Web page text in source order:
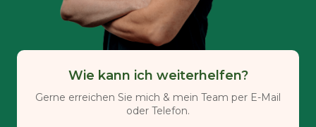
Wie kann ich weiterhelfen?
Gerne erreichen Sie mich & mein Team per E-Mail
oder Telefon.